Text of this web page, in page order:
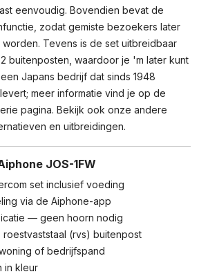
eenvoudig. Bovendien bevat de
zodat gemiste bezoekers later
Tevens is de set uitbreidbaar
buitenposten, waardoor je 'm later kunt
Japans bedrijf dat sinds 1948
meer informatie vind je op de
pagina. Bekijk ook onze andere
en uitbreidingen.
JOS-1FW
set inclusief voeding
via de Aiphone-app
— geen hoorn nodig
(rvs) buitenpost
of bedrijfspand
in kleur